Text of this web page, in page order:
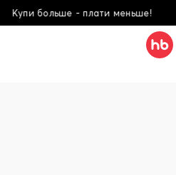
Купи больше - плати меньше!